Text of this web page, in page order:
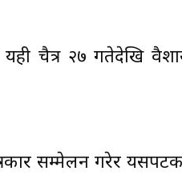
यही चैत्र २७ गतेदेखि
सम्मेलन गरेर